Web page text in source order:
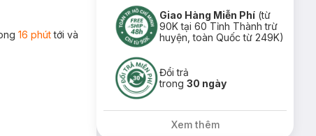
16 phúttới và
Giao Hàng Miễn Phí (từ
90K tại 60 Tỉnh Thành trừ
huyện, toàn Quốc từ 249K)
Đổi trả
trong30 ngày
Xem thêm